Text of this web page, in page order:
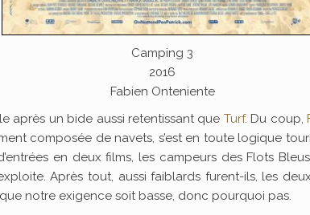
Camping 3
2016
Fabien Onteniente
après un bide aussi retentissant que Turf. Du coup,
composée de navets, s’est en toute logique
en deux films, les campeurs des Flots
Après tout, aussi faiblards furent-ils, les
notre exigence soit basse, donc pourquoi pas.